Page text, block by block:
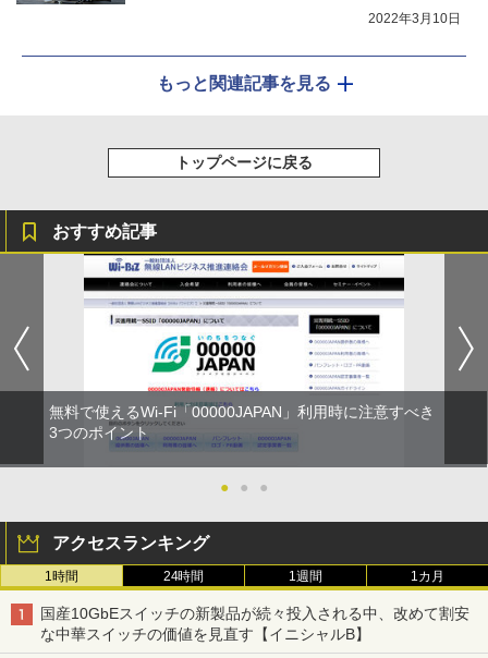
2022年3月10日
もっと関連記事を見る
トップページに戻る
おすすめ記事
無料で使えるWi-Fi「00000JAPAN」利用時に注意すべき
3つのポイント
● ● ●
アクセスランキング
1時間 24時間 1週間 1カ月
国産10GbEスイッチの新製品が続々投入される中、改めて割安
な中華スイッチの価値を見直す【イニシャルB】